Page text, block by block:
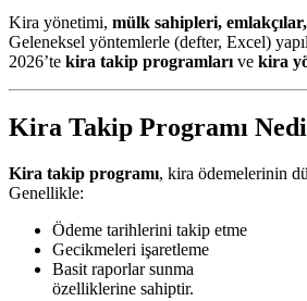
Kira yönetimi, mülk sahipleri,
Geleneksel yöntemlerle (defter, Excel)
2026’te kira takip programları ve kira
Kira Takip Programı
Kira takip programı, kira ödemelerinin
Genellikle:
Ödeme tarihlerini takip etme
Gecikmeleri işaretleme
Basit raporlar sunma
özelliklerine sahiptir.